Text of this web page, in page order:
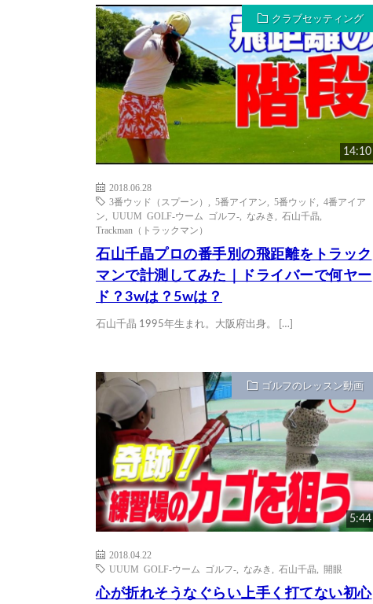
クラブセッティング
14:10
2018.06.28
3番ウッド（スプーン）
5番アイアン 5番ウッド
4番アイア
ン
UUUM GOLF-ウーム ゴルフ- なみき 石山千晶
Trackman（トラックマン）
石山千晶プロの番手別の飛距離をトラック
マンで計測してみた｜ドライバーで何ヤー
ド？3wは？5wは？
石山千晶 1995年生まれ。大阪府出身。 […]
ゴルフのレッスン動画
5:44
2018.04.22
UUUM GOLF-ウーム ゴルフ-
なみき 石山千晶 開眼
心が折れそうなぐらい上手く打てない初心